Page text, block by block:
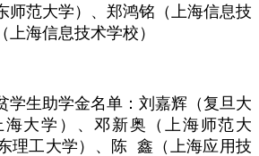
师范大学）、郑鸿铭（上海信息技
海信息技术学校）
学生助学金名单：刘嘉辉（复旦大
大学）、邓新奥（上海师范大
理工大学）、陈 鑫（上海应用技